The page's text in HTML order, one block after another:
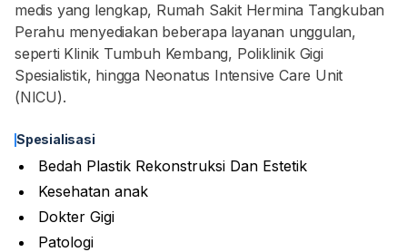
medis yang lengkap, Rumah Sakit Hermina Tangkuban
Perahu menyediakan beberapa layanan unggulan,
seperti Klinik Tumbuh Kembang, Poliklinik Gigi
Spesialistik, hingga Neonatus Intensive Care Unit
(NICU).
Spesialisasi
Bedah Plastik Rekonstruksi Dan Estetik
Kesehatan anak
Dokter Gigi
Patologi